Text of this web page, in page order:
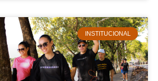
INSTITUCIONAL